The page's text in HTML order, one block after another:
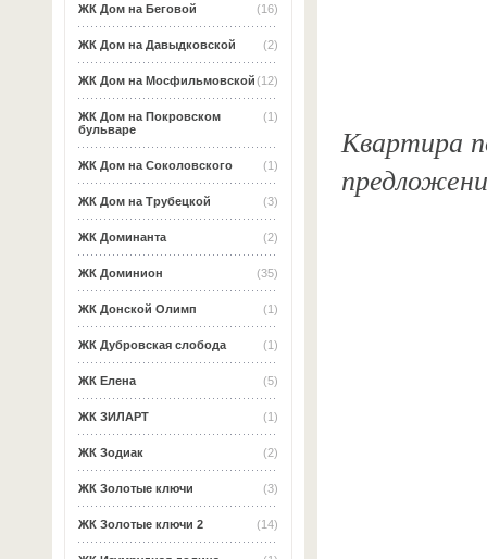
(16)
ЖК Дом на Беговой
(2)
ЖК Дом на Давыдковской
(12)
ЖК Дом на Мосфильмовской
(1)
ЖК Дом на Покровском
бульваре
(1)
ЖК Дом на Соколовского
(3)
ЖК Дом на Трубецкой
(2)
ЖК Доминанта
(35)
ЖК Доминион
(1)
ЖК Донской Олимп
(1)
ЖК Дубровская слобода
(5)
ЖК Елена
(1)
ЖК ЗИЛАРТ
(2)
ЖК Зодиак
(3)
ЖК Золотые ключи
(14)
ЖК Золотые ключи 2
Квартира